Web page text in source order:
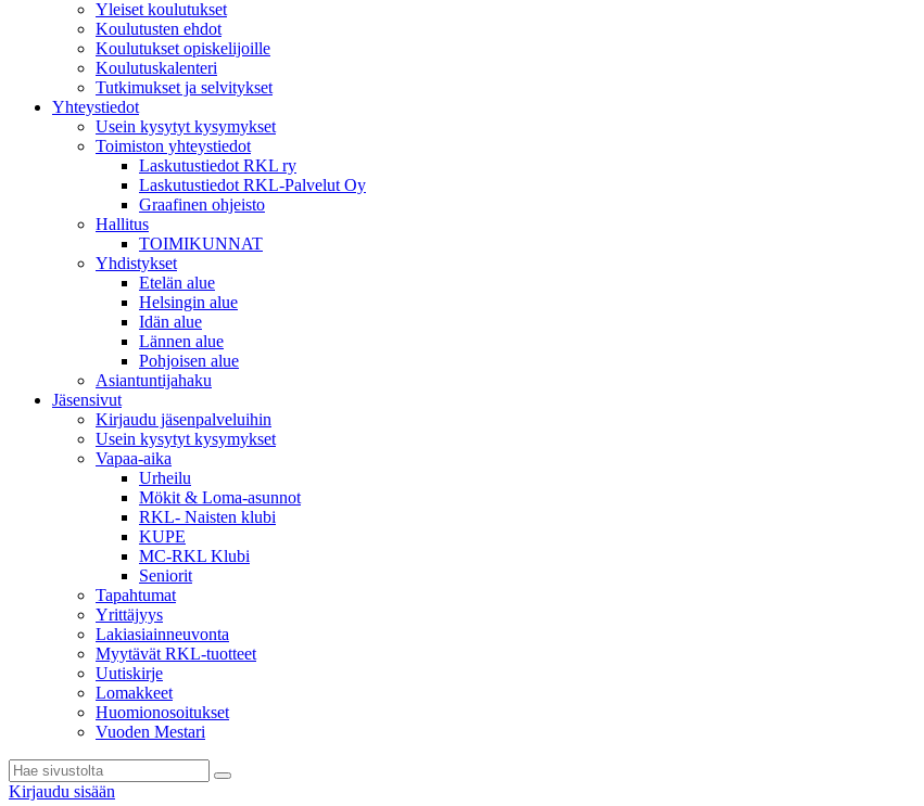
Yleiset koulutukset
Koulutusten ehdot
Koulutukset opiskelijoille
Koulutuskalenteri
Tutkimukset ja selvitykset
Yhteystiedot
Usein kysytyt kysymykset
Toimiston yhteystiedot
Laskutustiedot RKL ry
Laskutustiedot RKL-Palvelut Oy
Graafinen ohjeisto
Hallitus
TOIMIKUNNAT
Yhdistykset
Etelän alue
Helsingin alue
Idän alue
Lännen alue
Pohjoisen alue
Asiantuntijahaku
Jäsensivut
Kirjaudu jäsenpalveluihin
Usein kysytyt kysymykset
Vapaa-aika
Urheilu
Mökit & Loma-asunnot
RKL- Naisten klubi
KUPE
MC-RKL Klubi
Seniorit
Tapahtumat
Yrittäjyys
Lakiasiainneuvonta
Myytävät RKL-tuotteet
Uutiskirje
Lomakkeet
Huomionosoitukset
Vuoden Mestari
Kirjaudu sisään